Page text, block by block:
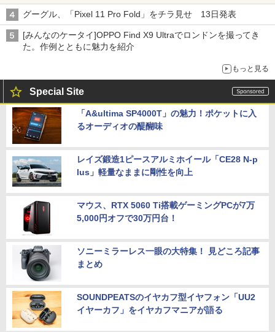
グーグル、「Pixel 11 Pro Fold」をチラ見せ 13日発表
[みんなのケータイ]OPPO Find X9 Ultraでロンドンを撮ってき
た。作例とともに魅力を紹介
もっと見る
Special Site
「A&ultima SP4000T」の魅力！ポケットに入
るオーディオの醍醐味
レイズ鍛造1ピースアルミホイール「CE28 N-p
lus」軽量なままに剛性を向上
マウス、RTX 5060 Ti搭載ゲーミングPCが7万
5,000円オフで30万円台！
ソニーミラーレス一眼の大特集！ 見どころ記事
まとめ
SOUNDPEATSのイヤカフ型イヤフォン「UU2
イヤーカフ」をイヤカフマニアが語る